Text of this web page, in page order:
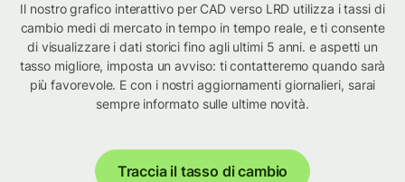
Il nostro grafico interattivo per CAD verso LRD utilizza i tassi di
cambio medi di mercato in tempo in tempo reale, e ti consente
di visualizzare i dati storici fino agli ultimi 5 anni. e aspetti un
tasso migliore, imposta un avviso: ti contatteremo quando sarà
più favorevole. E con i nostri aggiornamenti giornalieri, sarai
sempre informato sulle ultime novità.
Traccia il tasso di cambio